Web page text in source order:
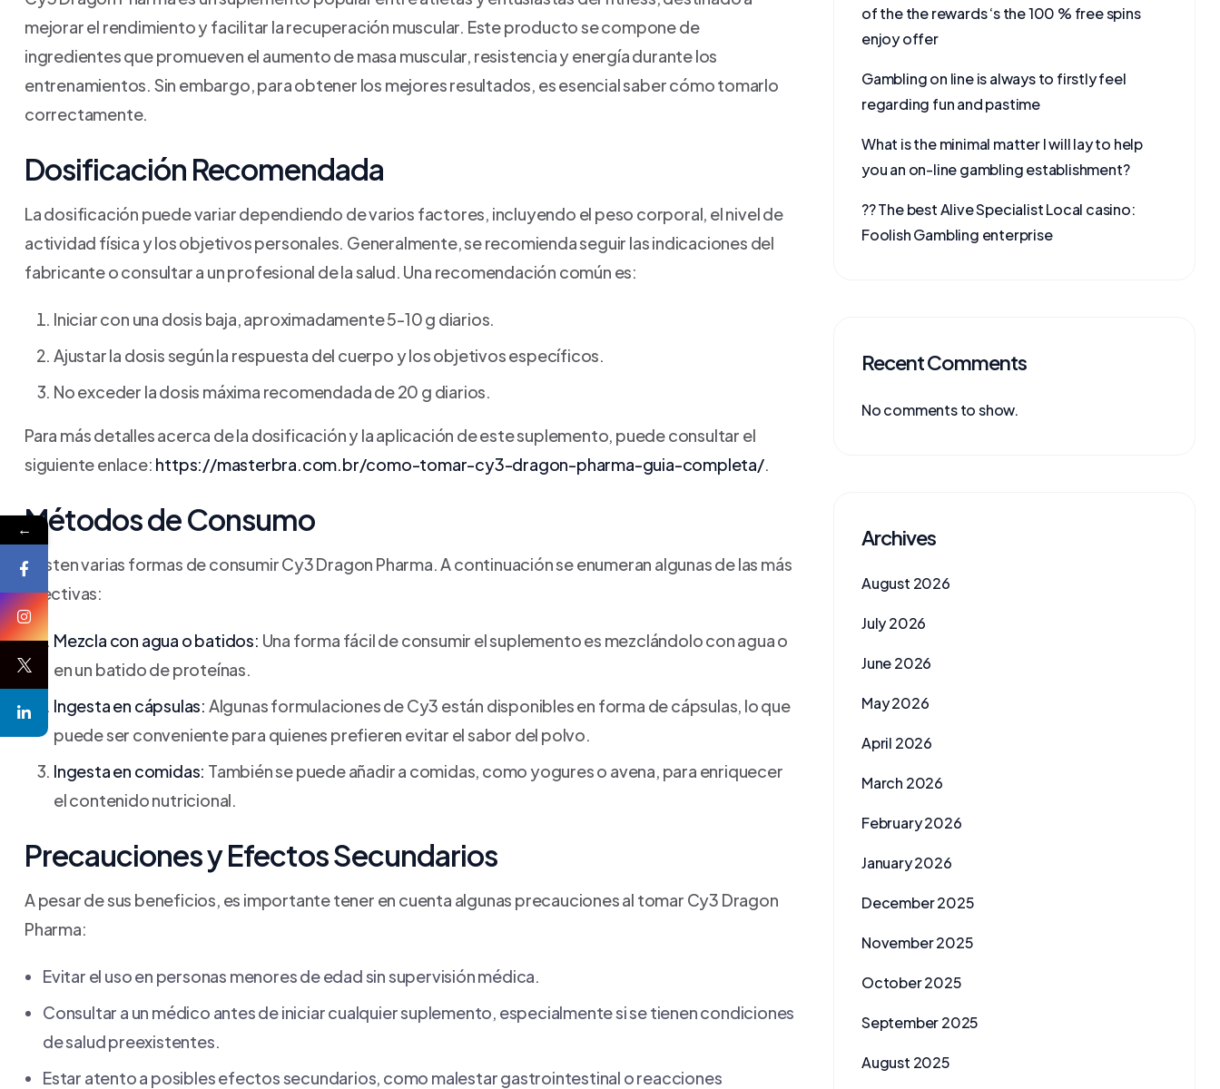
mejorar el rendimiento y facilitar la recuperación muscular. Este producto se compone de
ingredientes que promueven el aumento de masa muscular, resistencia y energía durante los
entrenamientos. Sin embargo, para obtener los mejores resultados, es esencial saber cómo tomarlo
correctamente.
Dosificación Recomendada
La dosificación puede variar dependiendo de varios factores, incluyendo el peso corporal, el nivel de
actividad física y los objetivos personales. Generalmente, se recomienda seguir las indicaciones del
fabricante o consultar a un profesional de la salud. Una recomendación común es:
Iniciar con una dosis baja, aproximadamente 5-10 g diarios.
Ajustar la dosis según la respuesta del cuerpo y los objetivos específicos.
No exceder la dosis máxima recomendada de 20 g diarios.
Para más detalles acerca de la dosificación y la aplicación de este suplemento, puede consultar el
siguiente enlace: https://masterbra.com.br/como-tomar-cy3-dragon-pharma-guia-completa/.
Métodos de Consumo
Existen varias formas de consumir Cy3 Dragon Pharma. A continuación se enumeran algunas de las más
efectivas:
Mezcla con agua o batidos: Una forma fácil de consumir el suplemento es mezclándolo con agua o
en un batido de proteínas.
Ingesta en cápsulas: Algunas formulaciones de Cy3 están disponibles en forma de cápsulas, lo que
puede ser conveniente para quienes prefieren evitar el sabor del polvo.
Ingesta en comidas: También se puede añadir a comidas, como yogures o avena, para enriquecer
el contenido nutricional.
Precauciones y Efectos Secundarios
A pesar de sus beneficios, es importante tener en cuenta algunas precauciones al tomar Cy3 Dragon
Pharma:
Evitar el uso en personas menores de edad sin supervisión médica.
Consultar a un médico antes de iniciar cualquier suplemento, especialmente si se tienen condiciones
de salud preexistentes.
Estar atento a posibles efectos secundarios, como malestar gastrointestinal o reacciones
of the the rewards ‘s the 100 % free spins
enjoy offer
Gambling on line is always to firstly feel
regarding fun and pastime
What is the minimal matter I will lay to help
you an on-line gambling establishment?
?? The best Alive Specialist Local casino:
Foolish Gambling enterprise
Recent Comments
No comments to show.
Archives
August 2026
July 2026
June 2026
May 2026
April 2026
March 2026
February 2026
January 2026
December 2025
November 2025
October 2025
September 2025
August 2025
←